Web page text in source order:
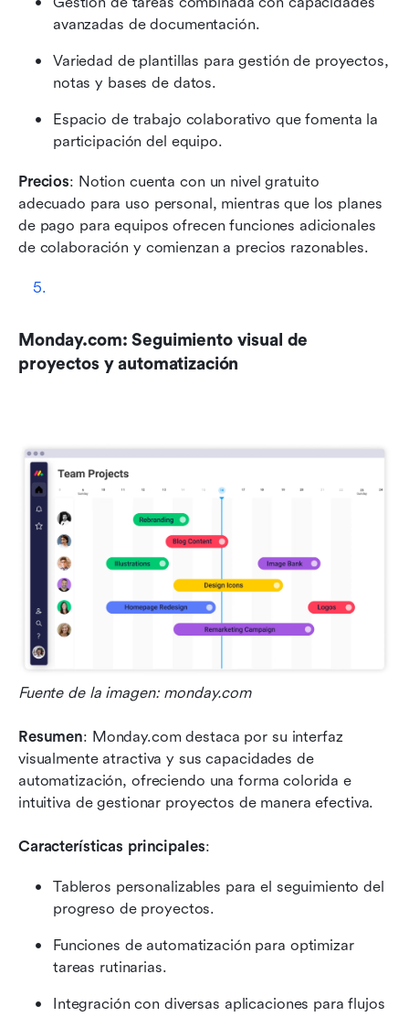
avanzadas de documentación.
Variedad de plantillas para gestión de proyectos,
notas y bases de datos.
Espacio de trabajo colaborativo que fomenta la
participación del equipo.
Precios: Notion cuenta con un nivel gratuito
adecuado para uso personal, mientras que los planes
de pago para equipos ofrecen funciones adicionales
de colaboración y comienzan a precios razonables.
Monday.com: Seguimiento visual de
proyectos y automatización
Fuente de la imagen: monday.com
Resumen: Monday.com destaca por su interfaz
visualmente atractiva y sus capacidades de
automatización, ofreciendo una forma colorida e
intuitiva de gestionar proyectos de manera efectiva.
Características principales:
Tableros personalizables para el seguimiento del
progreso de proyectos.
Funciones de automatización para optimizar
tareas rutinarias.
Integración con diversas aplicaciones para flujos